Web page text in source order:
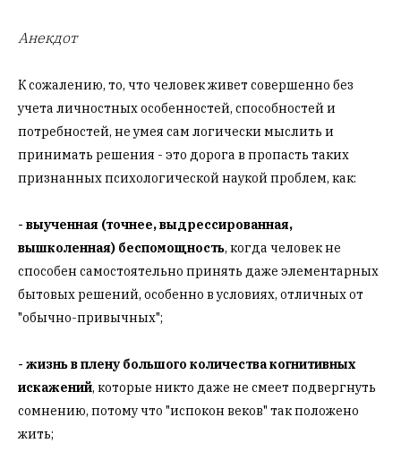
Анекдот
К сожалению, то, что человек живет совершенно без
учета личностных особенностей, способностей и
потребностей, не умея сам логически мыслить и
принимать решения - это дорога в пропасть таких
признанных психологической наукой проблем, как:
- выученная (точнее, выдрессированная,
вышколенная) беспомощность, когда человек не
способен самостоятельно принять даже элементарных
бытовых решений, особенно в условиях, отличных от
"обычно-привычных";
- жизнь в плену большого количества когнитивных
искажений, которые никто даже не смеет подвергнуть
сомнению, потому что "испокон веков" так положено
жить;